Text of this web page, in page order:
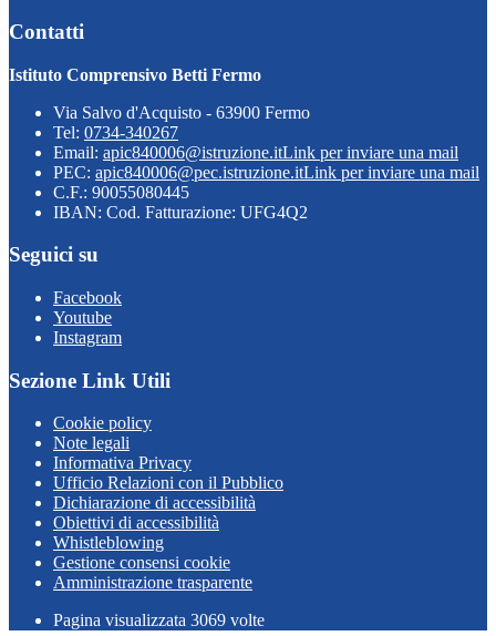
Contatti
Istituto Comprensivo Betti Fermo
Via Salvo d'Acquisto - 63900 Fermo
Tel: 0734-340267
Email: apic840006@istruzione.itLink per inviare una mail
PEC: apic840006@pec.istruzione.itLink per inviare una mail
C.F.: 90055080445
IBAN: Cod. Fatturazione: UFG4Q2
Seguici su
Facebook
Youtube
Instagram
Sezione Link Utili
Cookie policy
Note legali
Informativa Privacy
Ufficio Relazioni con il Pubblico
Dichiarazione di accessibilità
Obiettivi di accessibilità
Whistleblowing
Gestione consensi cookie
Amministrazione trasparente
Pagina visualizzata 3069 volte